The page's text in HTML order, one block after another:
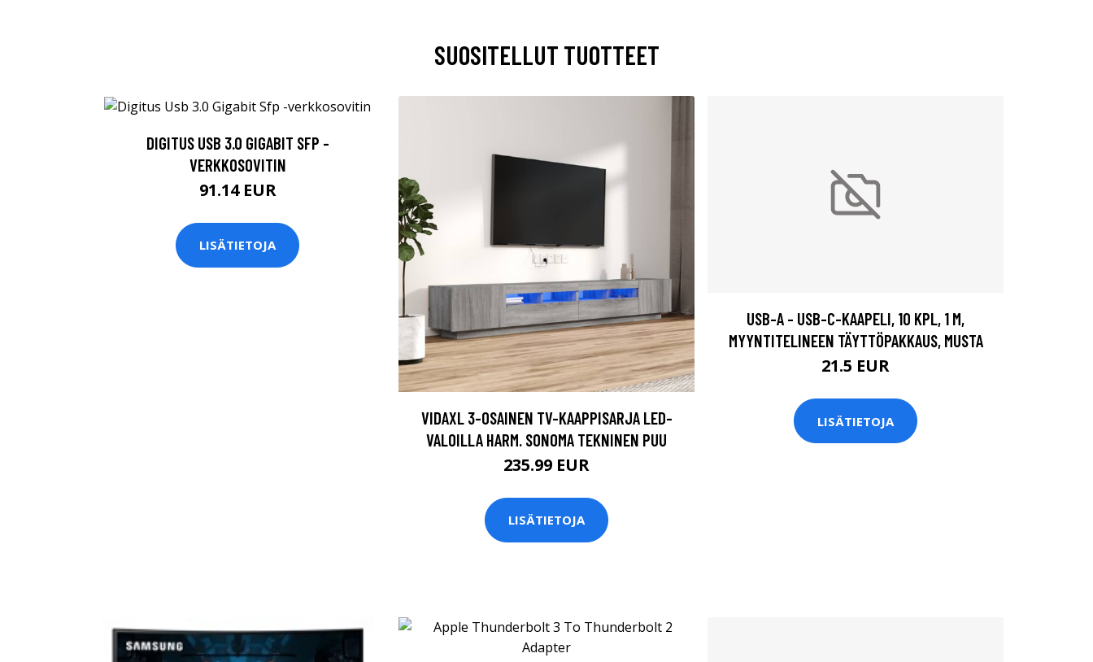
SUOSITELLUT TUOTTEET
DIGITUS USB 3.0 GIGABIT SFP -
VERKKOSOVITIN
91.14 EUR
LISÄTIETOJA
VIDAXL 3-OSAINEN TV-KAAPPISARJA LED-
VALOILLA HARM. SONOMA TEKNINEN PUU
235.99 EUR
LISÄTIETOJA
USB-A - USB-C-KAAPELI, 10 KPL, 1 M,
MYYNTITELINEEN TÄYTTÖPAKKAUS, MUSTA
21.5 EUR
LISÄTIETOJA